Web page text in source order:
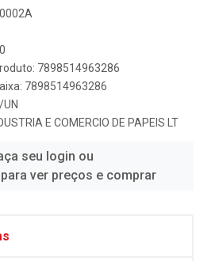
7898514963286
7898514963286
E COMERCIO DE PAPEIS LT
seu login ou
ver preços e comprar